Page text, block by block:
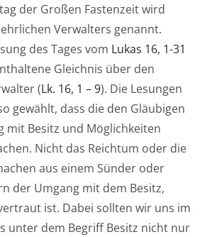
der Großen Fastenzeit wird
Verwalters genannt.
des Tages vom Lukas 16, 1-31
Gleichnis über den
(Lk. 16, 1 – 9). Die Lesungen
gewählt, dass die den Gläubigen
mit Besitz und Möglichkeiten
Nicht das Reichtum oder die
aus einem Sünder oder
der Umgang mit dem Besitz,
ist. Dabei sollten wir uns im
unter dem Begriff Besitz nicht nur